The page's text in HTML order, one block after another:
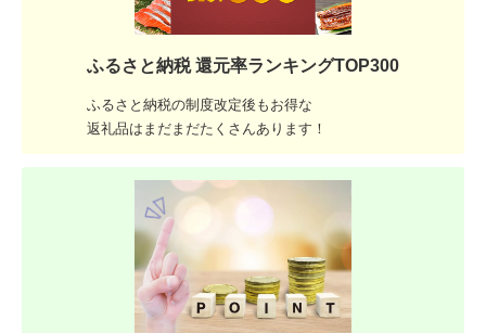
ふるさと納税 還元率ランキングTOP300
ふるさと納税の制度改定後もお得な
返礼品はまだまだたくさんあります！